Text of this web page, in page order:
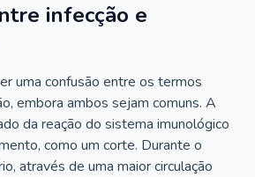
infecção e
uma confusão entre os termos
embora ambos sejam comuns. A
da reação do sistema imunológico
como um corte. Durante o
através de uma maior circulação